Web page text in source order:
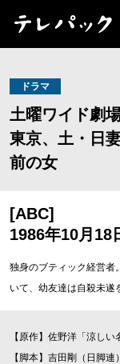
ドラマ
土曜ワイド劇
東京、土・日
前の女
[ABC]
1986年10月18
独身のブティック経営者
いて、幼友達は自殺未遂
【原作】佐野洋「涼しい
【脚本】吉田剛（日脚連）